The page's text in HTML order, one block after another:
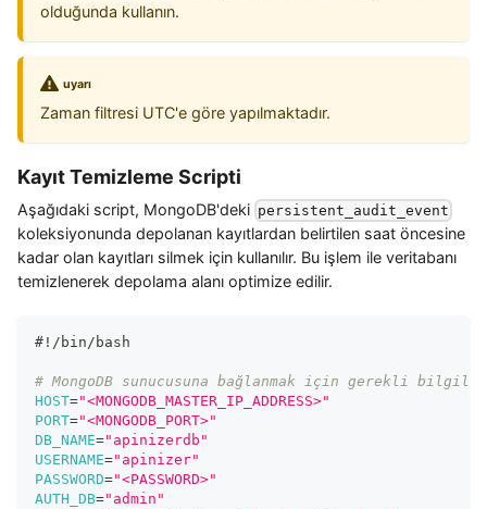
olduğunda kullanın.
uyarı
Zaman filtresi UTC'e göre yapılmaktadır.
Kayıt Temizleme Scripti
Aşağıdaki script, MongoDB'deki persistent_audit_event
koleksiyonunda depolanan kayıtlardan belirtilen saat öncesine
kadar olan kayıtları silmek için kullanılır. Bu işlem ile veritabanı
temizlenerek depolama alanı optimize edilir.
#!/bin/bash
# MongoDB sunucusuna bağlanmak için gerekli bilgiler
HOST="<MONGODB_MASTER_IP_ADDRESS>"
PORT="<MONGODB_PORT>"
DB_NAME="apinizerdb"
USERNAME="apinizer"
PASSWORD="<PASSWORD>"
AUTH_DB="admin"